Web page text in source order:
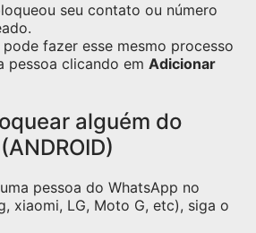
seu contato ou número
fazer esse mesmo processo
pessoa clicando em Adicionar
alguém do
pessoa do WhatsApp no
xiaomi, LG, Moto G, etc), siga o